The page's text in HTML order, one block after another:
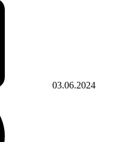
03.06.2024